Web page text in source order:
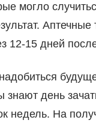
могло
12-15 дней
день
недель. На